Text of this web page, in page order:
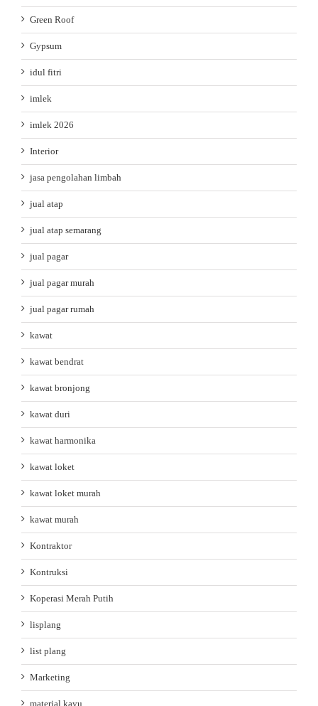
Green Roof
Gypsum
idul fitri
imlek
imlek 2026
Interior
jasa pengolahan limbah
jual atap
jual atap semarang
jual pagar
jual pagar murah
jual pagar rumah
kawat
kawat bendrat
kawat bronjong
kawat duri
kawat harmonika
kawat loket
kawat loket murah
kawat murah
Kontraktor
Kontruksi
Koperasi Merah Putih
lisplang
list plang
Marketing
material kayu